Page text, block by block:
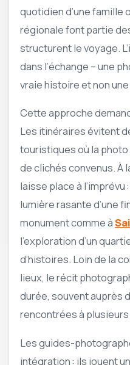
quotidien d’une famille
régionale font partie
structurent le voyage.
dans l’échange – une
vraie histoire et non
Cette approche
Les itinéraires évitent
touristiques où la
de clichés convenus. À
laisse place à l’imprévu
lumière rasante d’une
monument comme à
l’exploration d’un
d’histoires. Loin de la
lieux, le récit
durée, souvent auprès
rencontrées à
Les guides-
intégration : ils jouent